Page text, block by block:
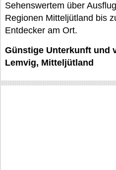
Sehenswertem über
Regionen Mitteljütland bis
Entdecker am Ort.
Günstige Unterkunft und
Lemvig, Mitteljütland